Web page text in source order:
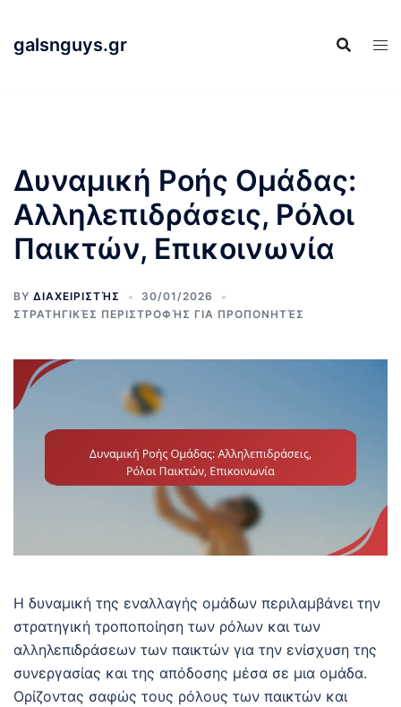
content
galsnguys.gr
Δυναμική Ροής Ομάδας:
Αλληλεπιδράσεις, Ρόλοι
Παικτών, Επικοινωνία
BY ΔΙΑΧΕΙΡΙΣΤΉΣ
30/01/2026
ΣΤΡΑΤΗΓΙΚΈΣ ΠΕΡΙΣΤΡΟΦΉΣ ΓΙΑ ΠΡΟΠΟΝΗΤΈΣ
Η δυναμική της εναλλαγής ομάδων περιλαμβάνει την
στρατηγική τροποποίηση των ρόλων και των
αλληλεπιδράσεων των παικτών για την ενίσχυση της
συνεργασίας και της απόδοσης μέσα σε μια ομάδα.
Ορίζοντας σαφώς τους ρόλους των παικτών και